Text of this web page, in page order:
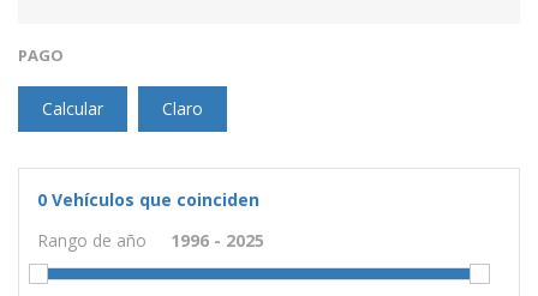
PAGO
Calcular Claro
0 Vehículos que coinciden
Rango de año